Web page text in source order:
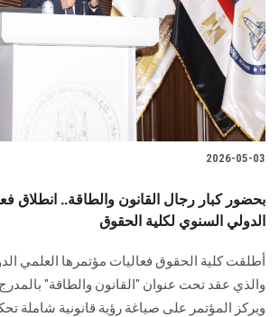
2026-05-03
بحضور كبار رجال القانون والطاقة.. انطلاق
الدولي السنوي لكلية الحقوق
والذي عقد تحت عنوان "القانون والطاقة" بالمدرج
ويركز المؤتمر على صياغة رؤية قانونية شاملة